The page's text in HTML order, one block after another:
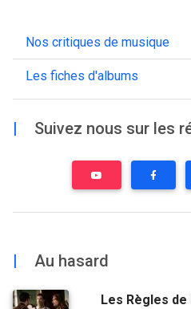
Nos critiques de musique
Les fiches d'albums
Suivez nous sur les
Au hasard
Les Règles de